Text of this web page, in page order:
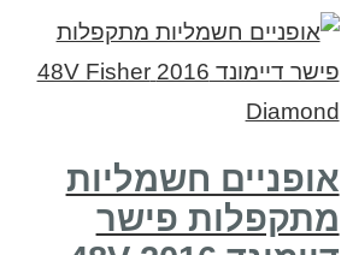
אופניים חשמליות
מתקפלות פישר